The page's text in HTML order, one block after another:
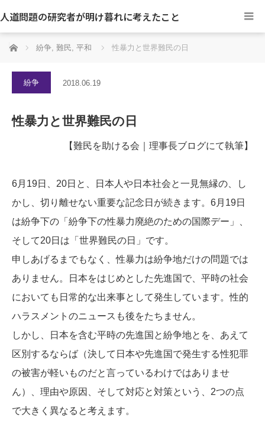
人道問題の研究者が明け暮れに考えたこと
ホーム 紛争, 難民, 平和 性暴力と世界難民の日
紛争 2018.06.19
性暴力と世界難民の日
【難民を助ける会｜理事長ブログにて執筆】
6月19日、20日と、日本人や日本社会と一見無縁の、し
かし、切り離せない重要な記念日が続きます。6月19日
は紛争下の「紛争下の性暴力廃絶のための国際デー」、
そして20日は「世界難民の日」です。
申しあげるまでもなく、性暴力は紛争地だけの問題では
ありません。日本をはじめとした先進国で、平時の社会
においても日常的な出来事として発生しています。性的
ハラスメントのニュースも後をたちません。
しかし、日本を含む平時の先進国と紛争地とを、あえて
区別するならば（決して日本や先進国で発生する性犯罪
の被害が軽いものだと言っているわけではありませ
ん）、理由や原因、そして対応と対策という、2つの点
で大きく異なると考えます。